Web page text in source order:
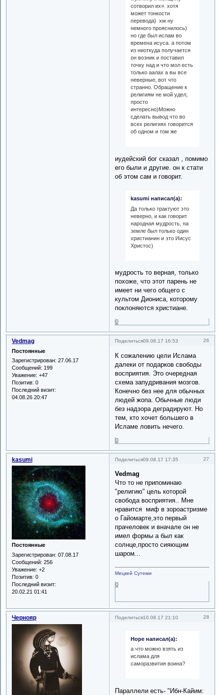
сотворил их». хотя
может тонкости
перевода) хм ну
немного прояснилось)
но где был ислам во
времена исуса. а потом
из ниоткуда получается
он возник и поставил
точку над и что мол есть
только аалах а вы все
неверные, вот что
странно. Обращение к
религиям не мой удел,
просто
интересно)Можно
сделать вывод что во
всех религиях говорится
об одном и том же
иудейский бог сказал , помимо
его были и другие. он к стати
об этом сам и говорит.
kasumi написал(а):
Да только трактуют это
неверно, и как говорит
народная мудрость, на
земле был только один
христианин и это Иисус
Христос)
мудрость то верная, только
похоже, что этот парень не
имеет ни чего общего с
культом Диониса, которому
поклоняются христиане.
0
Поделиться 26
09.08.17 16:53
Vedmag
Постоянные
Зарегистрирован: 27.06.17
Сообщений: 199
Уважение: +47
Позитив: 0
Последний визит:
04.08.26 20:47
К сожалению цели Ислама
далеки от подарков свободы
восприятия. Это очередная
схема запудривания мозгов.
Конечно без нее для обычных
людей жопа. Обычные люди
без надзора деградируют. Но
тем, кто хочет большего в
Исламе ловить нечего.
0
Поделиться 27
09.08.17 17:35
kasumi
Постоянные
Зарегистрирован: 07.08.17
Сообщений: 256
Уважение: +2
Позитив: 0
Последний визит:
20.02.21 01:41
Vedmag
Что то не припоминаю
"религию" цель которой
свобода восприятия.. Мне
нравится миф в зороастризме
о Гайомарте,это первый
прачеловек и вначале он не
имел формы а был как
солнце,просто сияющим
шаром...
Мецкей Сутеми
0
Поделиться 28
10.08.17 21:10
Чернояр
Hope написал(а):
а что можно взять из
ислама для
саморазвития воина?
Параллели есть- "Ибн-Кайим: